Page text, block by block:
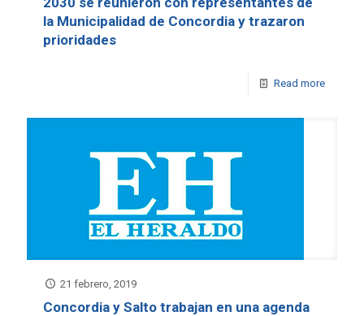
la Municipalidad de Concordia y trazaron
prioridades
Read more
21 febrero, 2019
Concordia y Salto trabajan en una agenda